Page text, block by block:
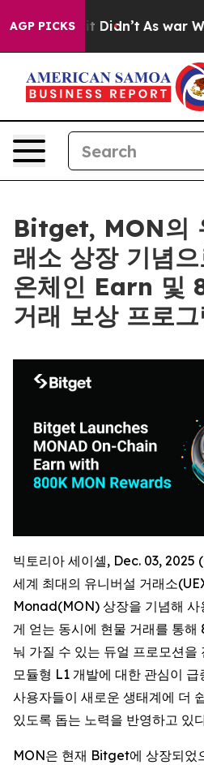
AGP PICKS
Well, it Didn’t As war With
Bitget, MON의
래소 상장 기념
온체인 Earn 및
거래 보상 프로
빅토리아 세이셸, Dec. 03,
세계 최대의 유니버설 거래소
Monad(MON) 상장을 기념해 사
게 얻는 동시에 현물 거래를 통
눠 가질 수 있는 듀얼 프로모션을
모듈형 L1 개발에 대한 관심이
사용자들이 새로운 생태계에 더
있도록 돕는 노력을 반영하고 있
MON은 현재 Bitget에 상장되었